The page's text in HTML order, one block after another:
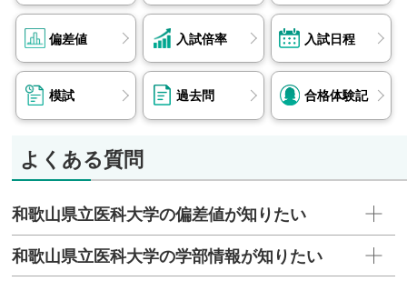
偏差値 入試倍率 入試日程
模試 過去問 合格体験記
よくある質問
和歌山県立医科大学の偏差値が知りたい
和歌山県立医科大学の学部情報が知りたい